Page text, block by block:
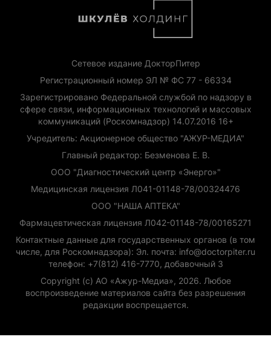
Сетевое издание ДокторПитер
Регистрационный номер ЭЛ № ФС 77 - 66334
Зарегистрировано Федеральной службой по надзору в
сфере связи, информационных технологий и массовых
коммуникаций (Роскомнадзор) 14.07.2016 16+
Учредитель: Акционерное общество "АЖУР-МЕДИА"
Главный редактор: Безменова Е. В.
ООО "Диагностический центр «Энерго»"
Медицинская лицензия Л041-01148-78/00324476
ООО "НАША АПТЕКА"
Фармацевтическая лицензия Л042-01148-78/00165271
Контактные данные для государственных органов (в том
числе, для Роскомнадзора): Эл. почта: info@doctorpiter.ru
телефон: +7(812) 416-7770, добавочный 3
Copyright (с) АО «Ажур-Медиа», 2026. Любое
воспроизведение материалов сайта без разрешения
редакции воспрещается.